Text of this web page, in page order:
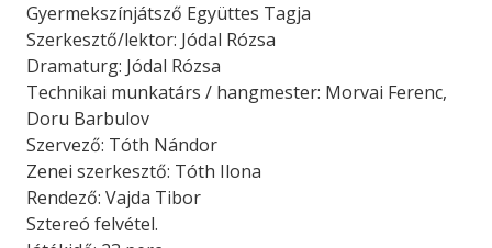
Gyermekszínjátsző Együttes Tagja
Szerkesztő/lektor: Jódal Rózsa
Dramaturg: Jódal Rózsa
Technikai munkatárs / hangmester: Morvai Ferenc,
Doru Barbulov
Szervező: Tóth Nándor
Zenei szerkesztő: Tóth Ilona
Rendező: Vajda Tibor
Sztereó felvétel.